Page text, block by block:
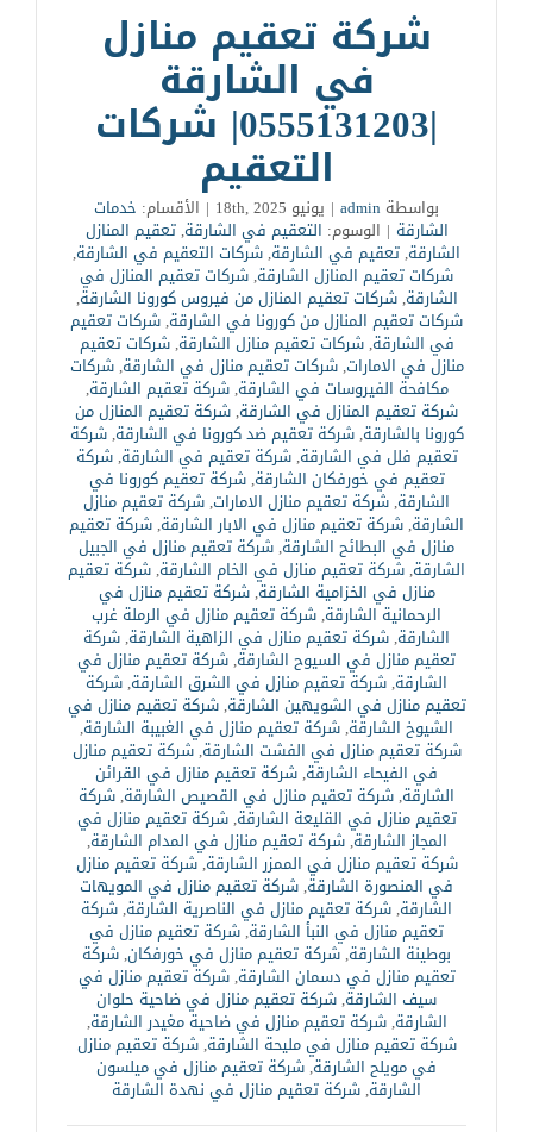
شركة تعقيم منازل
في الشارقة
|0555131203| شركات
التعقيم
بواسطة admin
| يونيو 18th, 2025 | الأقسام: خدمات
الشارقة | الوسوم: التعقيم في الشارقة,تعقيم المنازل
الشارقة,تعقيم في الشارقة,شركات التعقيم في الشارقة,
شركات تعقيم المنازل الشارقة,شركات تعقيم المنازل في
الشارقة,شركات تعقيم المنازل من فيروس كورونا الشارقة,
شركات تعقيم المنازل من كورونا في الشارقة,شركات تعقيم
في الشارقة,شركات تعقيم منازل الشارقة,شركات تعقيم
منازل في الامارات,شركات تعقيم منازل في الشارقة,شركات
مكافحة الفيروسات في الشارقة,شركة تعقيم الشارقة,
شركة تعقيم المنازل في الشارقة,شركة تعقيم المنازل من
كورونا بالشارقة,شركة تعقيم ضد كورونا في الشارقة,شركة
تعقيم فلل في الشارقة,شركة تعقيم في الشارقة,شركة
تعقيم في خورفكان الشارقة,شركة تعقيم كورونا في
الشارقة,شركة تعقيم منازل الامارات,شركة تعقيم منازل
الشارقة,شركة تعقيم منازل في الابار الشارقة,شركة تعقيم
منازل في البطائح الشارقة,شركة تعقيم منازل في الجبيل
الشارقة,شركة تعقيم منازل في الخام الشارقة,شركة تعقيم
منازل في الخزامية الشارقة,شركة تعقيم منازل في
الرحمانية الشارقة,شركة تعقيم منازل في الرملة غرب
الشارقة,شركة تعقيم منازل في الزاهية الشارقة,شركة
تعقيم منازل في السيوح الشارقة,شركة تعقيم منازل في
الشارقة,شركة تعقيم منازل في الشرق الشارقة,شركة
تعقيم منازل في الشويهين الشارقة,شركة تعقيم منازل في
الشيوخ الشارقة,شركة تعقيم منازل في الغبيبة الشارقة,
شركة تعقيم منازل في الفشت الشارقة,شركة تعقيم منازل
في الفيحاء الشارقة,شركة تعقيم منازل في القرائن
الشارقة,شركة تعقيم منازل في القصيص الشارقة,شركة
تعقيم منازل في القليعة الشارقة,شركة تعقيم منازل في
المجاز الشارقة,شركة تعقيم منازل في المدام الشارقة,
شركة تعقيم منازل في الممزر الشارقة,شركة تعقيم منازل
في المنصورة الشارقة,شركة تعقيم منازل في المويهات
الشارقة,شركة تعقيم منازل في الناصرية الشارقة,شركة
تعقيم منازل في النبأ الشارقة,شركة تعقيم منازل في
بوطينة الشارقة,شركة تعقيم منازل في خورفكان,شركة
تعقيم منازل في دسمان الشارقة,شركة تعقيم منازل في
سيف الشارقة,شركة تعقيم منازل في ضاحية حلوان
الشارقة,شركة تعقيم منازل في ضاحية مغيدر الشارقة,
شركة تعقيم منازل في مليحة الشارقة,شركة تعقيم منازل
في مويلح الشارقة,شركة تعقيم منازل في ميلسون
الشارقة,شركة تعقيم منازل في نهدة الشارقة